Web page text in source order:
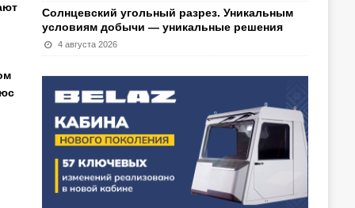
Солнцевский угольный разрез. Уникальным
условиям добычи — уникальные решения
4 августа 2026